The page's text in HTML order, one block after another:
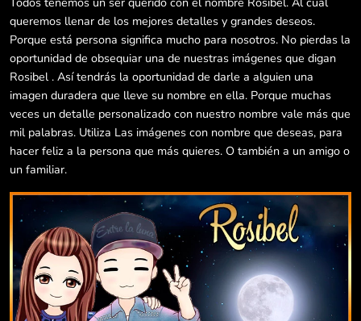
queremos llenar de los mejores detalles y grandes deseos.
Porque está persona significa mucho para nosotros. No pierdas la
oportunidad de obsequiar una de nuestras imágenes que digan
Rosibel . Así tendrás la oportunidad de darle a alguien una
imagen duradera que lleve su nombre en ella. Porque muchas
veces un detalle personalizado con nuestro nombre vale más que
mil palabras. Utiliza Las imágenes con nombre que deseas, para
hacer feliz a la persona que más quieres. O también a un amigo o
un familiar.